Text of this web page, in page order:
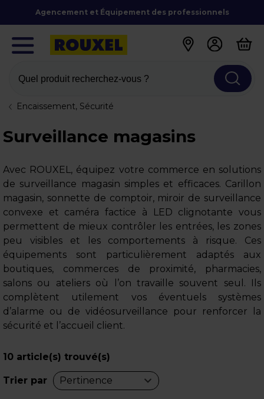
Agencement et Équipement des professionnels
Quel produit recherchez-vous ?
Encaissement, Sécurité
Surveillance magasins
Avec ROUXEL, équipez votre commerce en solutions
de surveillance magasin simples et efficaces. Carillon
magasin, sonnette de comptoir, miroir de surveillance
convexe et caméra factice à LED clignotante vous
permettent de mieux contrôler les entrées, les zones
peu visibles et les comportements à risque. Ces
équipements sont particulièrement adaptés aux
boutiques, commerces de proximité, pharmacies,
salons ou ateliers où l’on travaille souvent seul. Ils
complètent utilement vos éventuels systèmes
d’alarme ou de vidéosurveillance pour renforcer la
sécurité et l’accueil client.
10 article(s) trouvé(s)
Trier par Pertinence